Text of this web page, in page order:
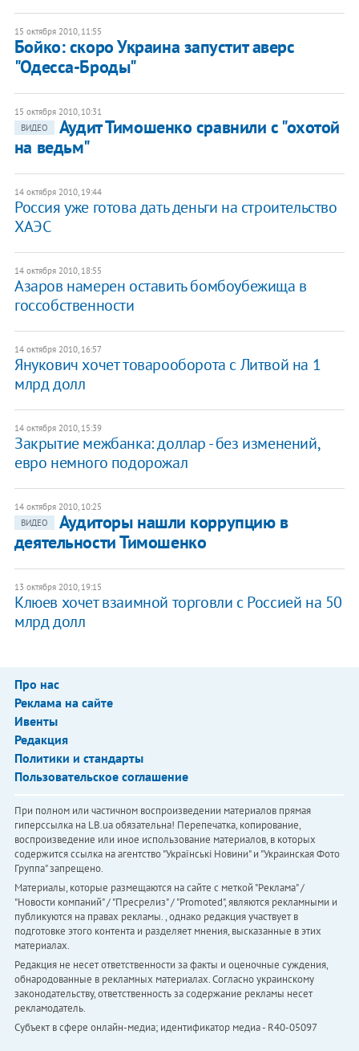
15 октября 2010, 11:55
Бойко: скоро Украина запустит аверс
"Одесса-Броды"
15 октября 2010, 10:31
ВИДЕО
Аудит Тимошенко сравнили с "охотой
на ведьм"
14 октября 2010, 19:44
Россия уже готова дать деньги на строительство
ХАЭС
14 октября 2010, 18:55
Азаров намерен оставить бомбоубежища в
госсобственности
14 октября 2010, 16:57
Янукович хочет товарооборота с Литвой на 1
млрд долл
14 октября 2010, 15:39
Закрытие межбанка: доллар - без изменений,
евро немного подорожал
14 октября 2010, 10:25
ВИДЕО
Аудиторы нашли коррупцию в
деятельности Тимошенко
13 октября 2010, 19:15
Клюев хочет взаимной торговли с Россией на 50
млрд долл
Про нас
Реклама на сайте
Ивенты
Редакция
Политики и стандарты
Пользовательское соглашение
При полном или частичном воспроизведении материалов прямая
гиперссылка на LB.ua обязательна! Перепечатка, копирование,
воспроизведение или иное использование материалов, в которых
содержится ссылка на агентство "Українськi Новини" и "Украинская Фото
Группа" запрещено.
Материалы, которые размещаются на сайте с меткой "Реклама" /
"Новости компаний" / "Пресрелиз" / "Promoted", являются рекламными и
публикуются на правах рекламы. , однако редакция участвует в
подготовке этого контента и разделяет мнения, высказанные в этих
материалах.
Редакция не несет ответственности за факты и оценочные суждения,
обнародованные в рекламных материалах. Согласно украинскому
законодательству, ответственность за содержание рекламы несет
рекламодатель.
Субъект в сфере онлайн-медиа; идентификатор медиа - R40-05097